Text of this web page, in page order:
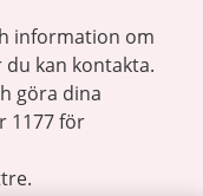
information om
kan kontakta.
göra dina
1177 för